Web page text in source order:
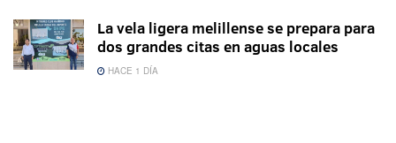
La vela ligera melillense se prepara para
dos grandes citas en aguas locales
HACE 1 DÍA